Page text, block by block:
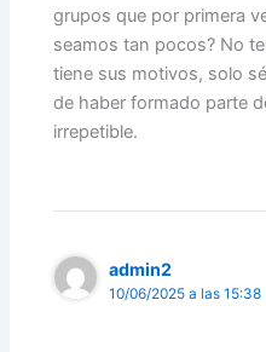
grupos que por primera
seamos tan pocos? No
tiene sus motivos, solo
de haber formado parte
irrepetible.
admin2
10/06/2025 a las 15:38